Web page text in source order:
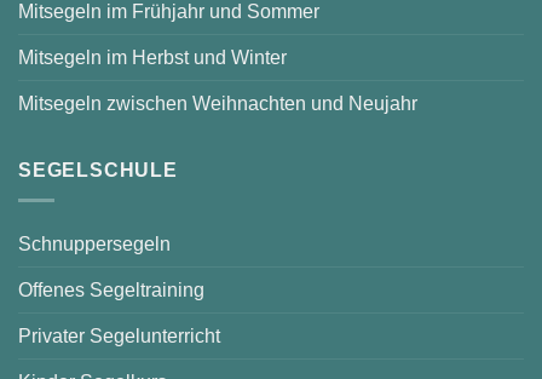
Mitsegeln im Frühjahr und Sommer
Mitsegeln im Herbst und Winter
Mitsegeln zwischen Weihnachten und Neujahr
SEGELSCHULE
Schnuppersegeln
Offenes Segeltraining
Privater Segelunterricht